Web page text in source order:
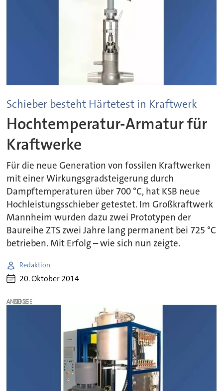
Schieber besteht Härtetest in Kraftwerk
Hochtemperatur-Armatur für
Kraftwerke
Für die neue Generation von fossilen Kraftwerken
mit einer Wirkungsgradsteigerung durch
Dampftemperaturen über 700 °C, hat KSB neue
Hochleistungsschieber getestet. Im Großkraftwerk
Mannheim wurden dazu zwei Prototypen der
Baureihe ZTS zwei Jahre lang permanent bei 725 °C
betrieben. Mit Erfolg – wie sich nun zeigte.
Redaktion
20. Oktober 2014
ANZEIGE